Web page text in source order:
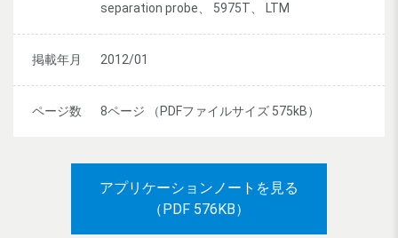
separation probe、 5975T、 LTM
掲載年月 2012/01
ページ数 8ページ （PDFファイルサイズ 575kB）
アプリケーションノートを見る
（PDF 576KB）